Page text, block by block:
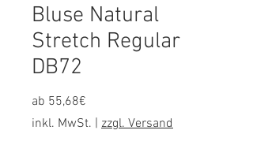
Bluse Natural
Stretch Regular
DB72
ab 55,68€
Preis
inkl. MwSt. zzgl. Versand